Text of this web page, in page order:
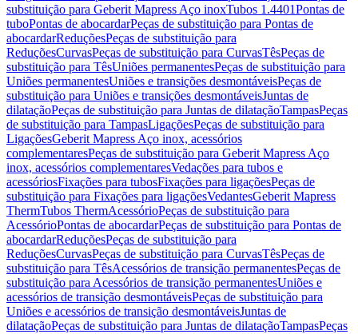
substituição para Geberit Mapress Aço inoxTubos 1.4401Pontas de
tuboPontas de abocardarPeças de substituição para Pontas de
abocardarReduçõesPeças de substituição para
ReduçõesCurvasPeças de substituição para CurvasTêsPeças de
substituição para TêsUniões permanentesPeças de substituição para
Uniões permanentesUniões e transições desmontáveisPeças de
substituição para Uniões e transições desmontáveisJuntas de
dilataçãoPeças de substituição para Juntas de dilataçãoTampasPeças
de substituição para TampasLigaçõesPeças de substituição para
LigaçõesGeberit Mapress Aço inox, acessórios
complementaresPeças de substituição para Geberit Mapress Aço
inox, acessórios complementaresVedações para tubos e
acessóriosFixações para tubosFixações para ligaçõesPeças de
substituição para Fixações para ligaçõesVedantesGeberit Mapress
ThermTubos ThermAcessórioPeças de substituição para
AcessórioPontas de abocardarPeças de substituição para Pontas de
abocardarReduçõesPeças de substituição para
ReduçõesCurvasPeças de substituição para CurvasTêsPeças de
substituição para TêsAcessórios de transição permanentesPeças de
substituição para Acessórios de transição permanentesUniões e
acessórios de transição desmontáveisPeças de substituição para
Uniões e acessórios de transição desmontáveisJuntas de
dilataçãoPeças de substituição para Juntas de dilataçãoTampasPeças